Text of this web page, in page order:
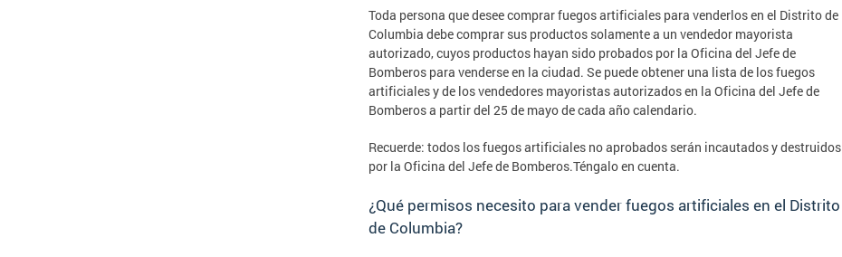
Toda persona que desee comprar fuegos artificiales para venderlos en el Distrito de
Columbia debe comprar sus productos solamente a un vendedor mayorista
autorizado, cuyos productos hayan sido probados por la Oficina del Jefe de
Bomberos para venderse en la ciudad. Se puede obtener una lista de los fuegos
artificiales y de los vendedores mayoristas autorizados en la Oficina del Jefe de
Bomberos a partir del 25 de mayo de cada año calendario.
Recuerde: todos los fuegos artificiales no aprobados serán incautados y destruidos
por la Oficina del Jefe de Bomberos.Téngalo en cuenta.
¿Qué permisos necesito para vender fuegos artificiales en el Distrito
de Columbia?